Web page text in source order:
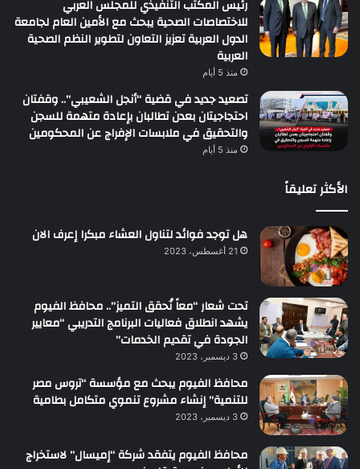
رئيس المكتب التنفيذي للمجلس العربي
للاختصاصات الصحية يبحث مع الأمين العام لجامعة
الدول العربية تعزيز التعاون لتطوير النظم الصحية
العربية
منذ 5 أيام
تصعيد جديد في قضية “أنجل الشعيبي”.. وقفتان
احتجاجيتان بعدن تطالبان بإعادة متهمة للسجن
والتحقيق في ملابسات الإفراج عن المحكومين
منذ 5 أيام
الأكثر تعليقاً
هل توجد فوائد لتناول العشاء مبكرا إعرف الان
21 أغسطس، 2023
تحت شعار “معاً نُحقق التميز”.. محافظ الفيوم
يشهد انطلاق فعاليات البرنامج التدريبي “معايير
الجودة في تقديم الخدمات”
3 ديسمبر، 2023
محافظ الفيوم يبحث مع مؤسسة “تروس مصر
للتنمية” إنشاء مشروع تنموي متكامل بطامية
3 ديسمبر، 2023
محافظ الفيوم يتفقد شركة “إميسال” لاستخراج